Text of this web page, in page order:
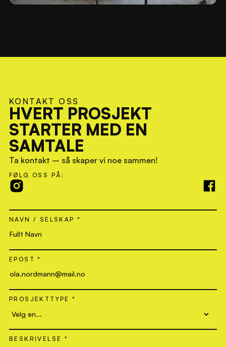
KONTAKT OSS
HVERT PROSJEKT
STARTER MED EN
SAMTALE
Ta kontakt – så skaper vi noe sammen!
FØLG OSS PÅ:
NAVN / SELSKAP *
EPOST *
PROSJEKTTYPE *
BESKRIVELSE *